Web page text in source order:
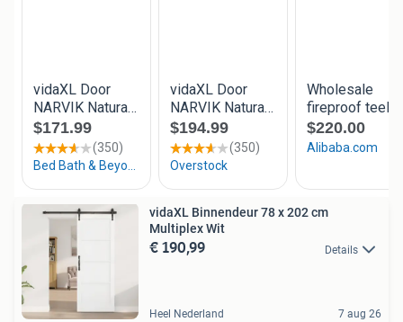
vidaXL Binnendeur 78 x 202 cm
Multiplex Wit
€ 190,99 Details
Heel Nederland 7 aug 26